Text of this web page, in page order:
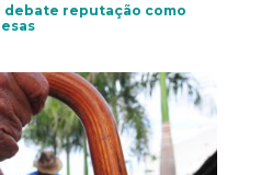
debate reputação como